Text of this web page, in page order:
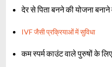
देर से पिता बनने की योजना
IVF जैसी प्रक्रियाओं में सुविधा
कम स्पर्म काउंट वाले पुरुषों के